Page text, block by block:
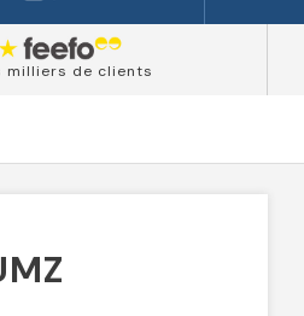
milliers de clients